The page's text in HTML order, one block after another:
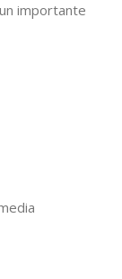
importante